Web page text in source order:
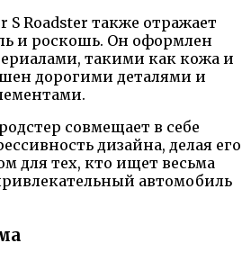
S Roadster также отражает
и роскошь. Он оформлен
такими как кожа и
дорогими деталями и
совмещает в себе
дизайна, делая его
для тех, кто ищет весьма
автомобиль